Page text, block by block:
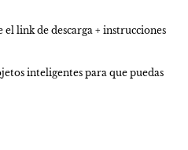
el link de descarga + instrucciones
inteligentes para que puedas